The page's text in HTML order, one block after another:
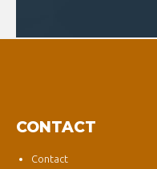
CONTACT
Contact